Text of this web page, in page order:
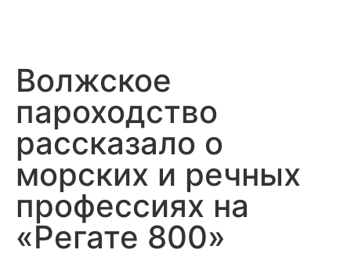
Волжское
пароходство
рассказало о
морских и речных
профессиях на
«Регате 800»